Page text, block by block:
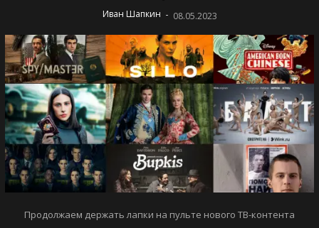
Иван Шапкин - 08.05.2023
Продолжаем держать лапки на пульте нового ТВ-контента